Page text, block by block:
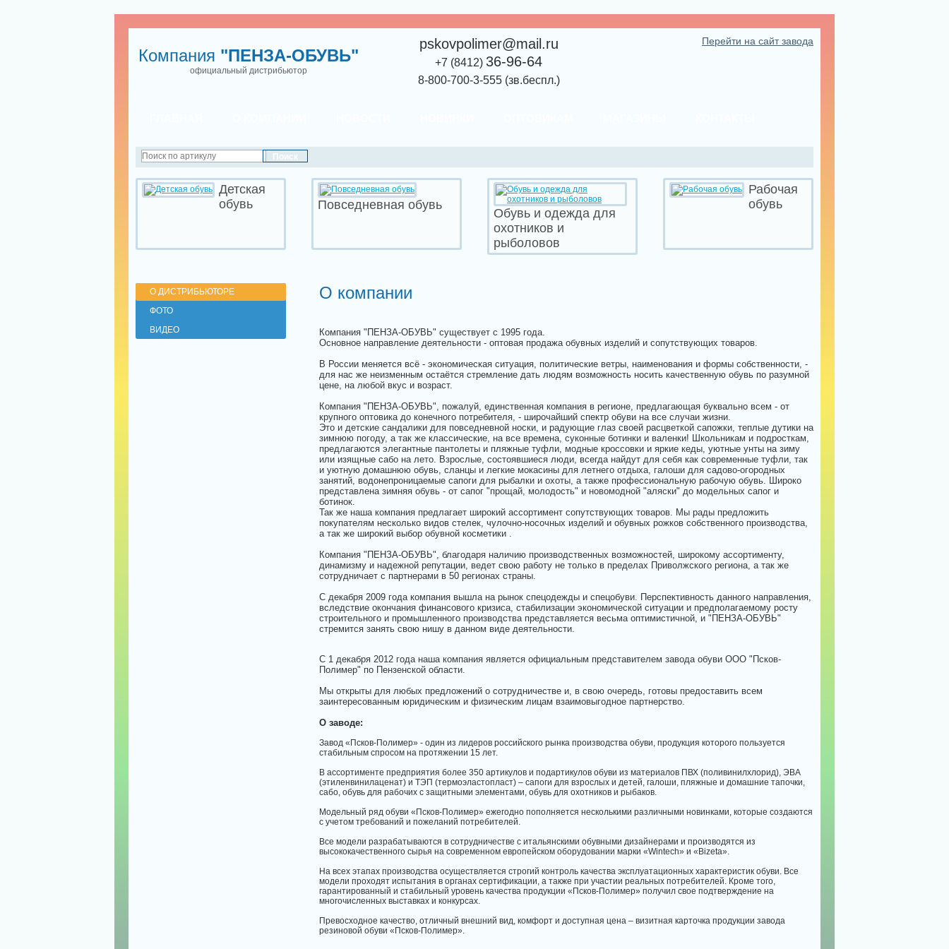
Компания "ПЕНЗА-ОБУВЬ"
официальный дистрибьютор
pskovpolimer@mail.ru
+7 (8412) 36-96-64
8-800-700-3-555 (зв.беспл.)
Перейти на сайт завода
Детская
обувь
Повседневная обувь
Обувь и одежда для
охотников и
рыболовов
Рабочая
обувь
О ДИСТРИБЬЮТОРЕ
ФОТО
ВИДЕО
О компании
Компания "ПЕНЗА-ОБУВЬ" существует с 1995 года.
Основное направление деятельности - оптовая продажа обувных изделий и сопутствующих товаров.
В России меняется всё - экономическая ситуация, политические ветры, наименования и формы собственности, -
для нас же неизменным остаётся стремление дать людям возможность носить качественную обувь по разумной
цене, на любой вкус и возраст.
Компания "ПЕНЗА-ОБУВЬ", пожалуй, единственная компания в регионе, предлагающая буквально всем - от
крупного оптовика до конечного потребителя, - широчайший спектр обуви на все случаи жизни.
Это и детские сандалики для повседневной носки, и радующие глаз своей расцветкой сапожки, теплые дутики на
зимнюю погоду, а так же классические, на все времена, суконные ботинки и валенки! Школьникам и подросткам,
предлагаются элегантные пантолеты и пляжные туфли, модные кроссовки и яркие кеды, уютные унты на зиму
или изящные сабо на лето. Взрослые, состоявшиеся люди, всегда найдут для себя как современные туфли, так
и уютную домашнюю обувь, сланцы и легкие мокасины для летнего отдыха, галоши для садово-огородных
занятий, водонепроницаемые сапоги для рыбалки и охоты, а также профессиональную рабочую обувь. Широко
представлена зимняя обувь - от сапог "прощай, молодость" и новомодной "аляски" до модельных сапог и
ботинок.
Так же наша компания предлагает широкий ассортимент сопутствующих товаров. Мы рады предложить
покупателям несколько видов стелек, чулочно-носочных изделий и обувных рожков собственного производства,
а так же широкий выбор обувной косметики .
Компания "ПЕНЗА-ОБУВЬ", благодаря наличию производственных возможностей, широкому ассортименту,
динамизму и надежной репутации, ведет свою работу не только в пределах Приволжского региона, а так же
сотрудничает с партнерами в 50 регионах страны.
С декабря 2009 года компания вышла на рынок спецодежды и спецобуви. Перспективность данного направления,
вследствие окончания финансового кризиса, стабилизации экономической ситуации и предполагаемому росту
строительного и промышленного производства представляется весьма оптимистичной, и "ПЕНЗА-ОБУВЬ"
стремится занять свою нишу в данном виде деятельности.
С 1 декабря 2012 года наша компания является официальным представителем завода обуви ООО "Псков-
Полимер" по Пензенской области.
Мы открыты для любых предложений о сотрудничестве и, в свою очередь, готовы предоставить всем
заинтересованным юридическим и физическим лицам взаимовыгодное партнерство.
О заводе:
Завод «Псков-Полимер» - один из лидеров российского рынка производства обуви, продукция которого пользуется
стабильным спросом на протяжении 15 лет.
В ассортименте предприятия более 350 артикулов и подартикулов обуви из материалов ПВХ (поливинилхлорид), ЭВА
(этиленвинилаценат) и ТЭП (термоэластопласт) – сапоги для взрослых и детей, галоши, пляжные и домашние тапочки,
сабо, обувь для рабочих с защитными элементами, обувь для охотников и рыбаков.
Модельный ряд обуви «Псков-Полимер» ежегодно пополняется несколькими различными новинками, которые создаются
с учетом требований и пожеланий потребителей.
Все модели разрабатываются в сотрудничестве с итальянскими обувными дизайнерами и производятся из
высококачественного сырья на современном европейском оборудовании марки «Wintech» и «Bizeta».
На всех этапах производства осуществляется строгий контроль качества эксплуатационных характеристик обуви. Все
модели проходят испытания в органах сертификации, а также при участии реальных потребителей. Кроме того,
гарантированный и стабильный уровень качества продукции «Псков-Полимер» получил свое подтверждение на
многочисленных выставках и конкурсах.
Превосходное качество, отличный внешний вид, комфорт и доступная цена – визитная карточка продукции завода
резиновой обуви «Псков-Полимер».